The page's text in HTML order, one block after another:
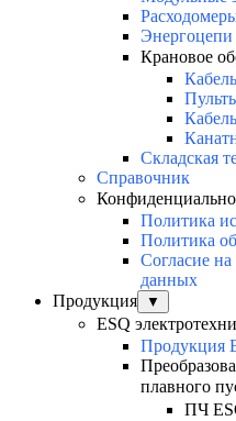
Энергоцепи
Крановое
Складская
Справочник
Политика
Политика
Согласие
данных
Продукция
▼
ESQ
Продукция
плавного
ПЧ